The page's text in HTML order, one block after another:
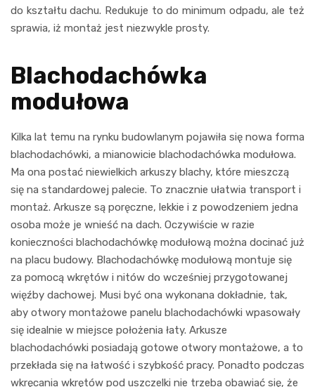
do kształtu dachu. Redukuje to do minimum odpadu, ale też
sprawia, iż montaż jest niezwykle prosty.
Blachodachówka
modułowa
Kilka lat temu na rynku budowlanym pojawiła się nowa forma
blachodachówki, a mianowicie blachodachówka modułowa.
Ma ona postać niewielkich arkuszy blachy, które mieszczą
się na standardowej palecie. To znacznie ułatwia transport i
montaż. Arkusze są poręczne, lekkie i z powodzeniem jedna
osoba może je wnieść na dach. Oczywiście w razie
konieczności blachodachówkę modułową można docinać już
na placu budowy. Blachodachówkę modułową montuje się
za pomocą wkrętów i nitów do wcześniej przygotowanej
więźby dachowej. Musi być ona wykonana dokładnie, tak,
aby otwory montażowe panelu blachodachówki wpasowały
się idealnie w miejsce położenia łaty. Arkusze
blachodachówki posiadają gotowe otwory montażowe, a to
przekłada się na łatwość i szybkość pracy. Ponadto podczas
wkręcania wkrętów pod uszczelki nie trzeba obawiać się, że